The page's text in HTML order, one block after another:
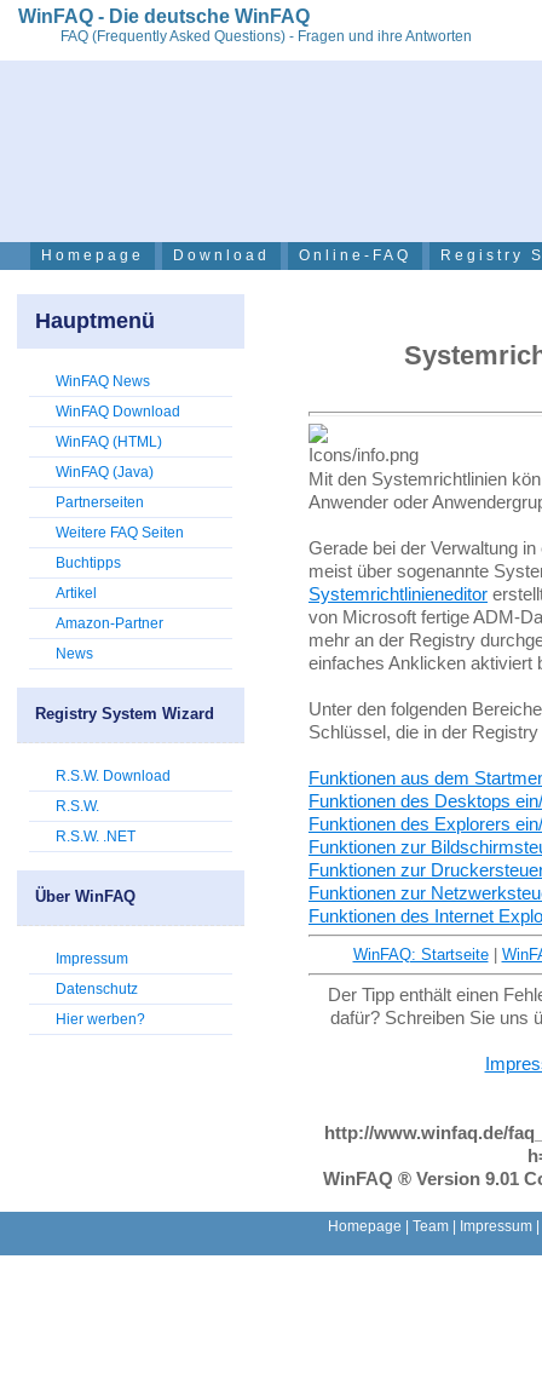
WinFAQ - Die deutsche WinFAQ
FAQ (Frequently Asked Questions) - Fragen und ihre Antworten
Homepage Download Online-FAQ Registry
Mit den Systemrichtlinien
Anwender oder
Gerade bei der Verwaltung
meist über sogenannte
Systemrichtlinieneditor
von Microsoft fertige ADM-
mehr an der Registry
einfaches Anklicken aktiviert
Unter den folgenden
Schlüssel, die in der
Funktionen aus dem
Funktionen des Desktops
Funktionen des Explorers
Funktionen zur
Funktionen zur
Funktionen zur
Funktionen des Internet
WinFAQ: Startseite|
Der Tipp enthält einen
dafür? Schreiben Sie uns
http://www.winfaq.de/
WinFAQ ® Version 9.01
Hauptmenü
WinFAQ News
WinFAQ Download
WinFAQ (HTML)
WinFAQ (Java)
Partnerseiten
Weitere FAQ Seiten
Buchtipps
Artikel
Amazon-Partner
News
Registry System Wizard
R.S.W. Download
R.S.W.
R.S.W. .NET
Über WinFAQ
Impressum
Datenschutz
Hier werben?
Homepage Team| Impressum|